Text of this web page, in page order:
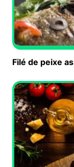
Filé de peixe